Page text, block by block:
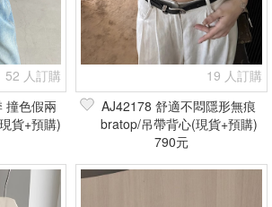
52 人訂購
撞色假兩
貨+預購)
19 人訂購
AJ42178 舒適不悶隱形無痕
bratop/吊帶背心(現貨+預購)
790元